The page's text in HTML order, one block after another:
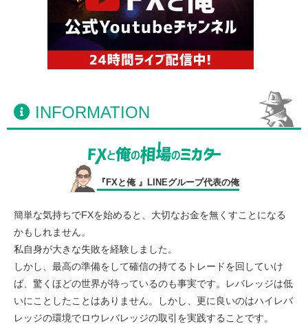
INFORMATION
『FXと俺 』LINEグループ代表の俺
簡単な気持ちでFXを始めると、大切なお金を無くすことになる
かもしれません。
私自身が大きな失敗を経験しました。
しかし、最高の準備をして確信の持てるトレードを回していけ
ば、驚くほどの世界が待っているのも事実です。レバレッジは低
いにことしたことはありません。しかし、更に良いのはハイレバ
レッジの環境でロウレバレッジの取引を実践することです。